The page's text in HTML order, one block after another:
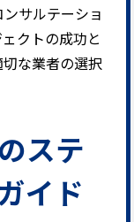
サルテーショ
クトの成功と
な業者の選択
ステ
イド